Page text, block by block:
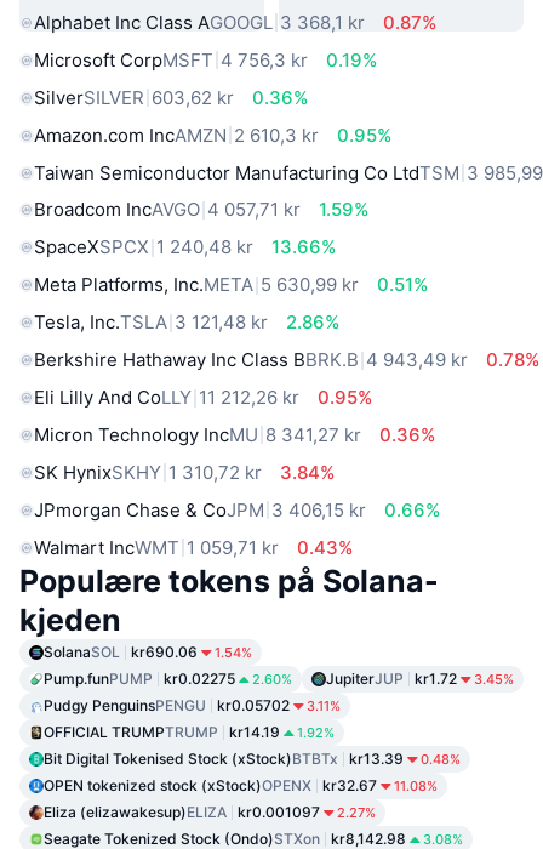
Alphabet Inc Class AGOOGL 3 368,1 kr
0.87%
Microsoft CorpMSFT 4 756,3 kr
0.19%
SilverSILVER 603,62 kr
0.36%
Amazon.com IncAMZN 2 610,3 kr
0.95%
Taiwan Semiconductor Manufacturing Co LtdTSM 3
Broadcom IncAVGO 4 057,71 kr
1.59%
SpaceXSPCX 1 240,48 kr
13.66%
Meta Platforms, Inc.META 5 630,99 kr
0.51%
Tesla, Inc.TSLA 3 121,48 kr
2.86%
Berkshire Hathaway Inc Class BBRK.B 4 943,49 kr
0.78%
Eli Lilly And CoLLY 11 212,26 kr
0.95%
Micron Technology IncMU 8 341,27 kr
0.36%
SK HynixSKHY 1 310,72 kr
3.84%
JPmorgan Chase & CoJPM 3 406,15 kr
0.66%
Walmart IncWMT 1 059,71 kr 0.43%
Populære tokens på Solana-
kjeden
SolanaSOL kr690.06 1.54%
Pump.funPUMP kr0.02275 2.60% JupiterJUP kr1.72 3.45%
Pudgy PenguinsPENGU kr0.05702 3.11%
OFFICIAL TRUMPTRUMP kr14.19 1.92%
Bit Digital Tokenised Stock (xStock)BTBTx kr13.39 0.48%
OPEN tokenized stock (xStock)OPENX kr32.67 11.08%
Eliza (elizawakesup)ELIZA kr0.001097 2.27%
Seagate Tokenized Stock (Ondo)STXon kr8,142.98 3.08%